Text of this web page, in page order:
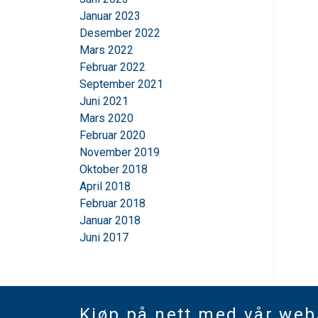
Januar 2023
Desember 2022
Mars 2022
Februar 2022
September 2021
Juni 2021
Mars 2020
Februar 2020
November 2019
Oktober 2018
April 2018
Februar 2018
Januar 2018
Juni 2017